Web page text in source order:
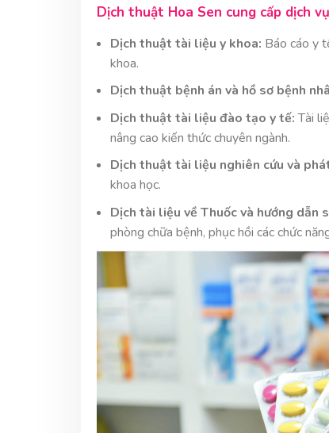
Dịch thuật Hoa Sen cung cấp dịch
Dịch thuật tài liệu y khoa: Báo cáo y
khoa.
Dịch thuật bệnh án và hồ sơ bệnh
Dịch thuật tài liệu đào tạo y tế:Tài
nâng cao kiến thức chuyên ngành.
Dịch thuật tài liệu nghiên cứu và
khoa học.
Dịch tài liệu về Thuốc và hướng dẫn
phòng chữa bệnh, phục hồi các chức